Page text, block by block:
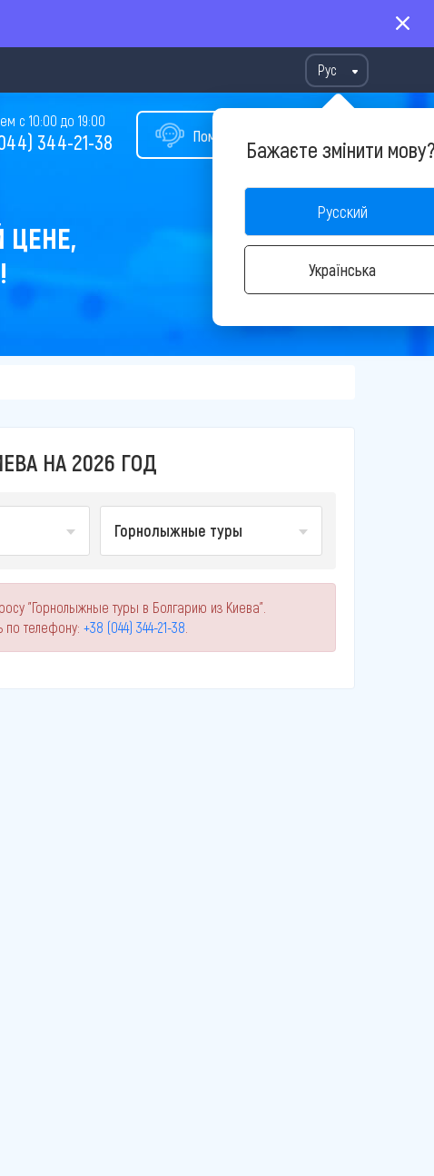
Рус
Бажаєте змінити
Русский
Українська
Помощь в подборе тура
с 10:00 до 19:00
344-21-38
НА 2026 ГОД
Горнолыжные туры
"Горнолыжные туры в Болгарию из Киева".
телефону: +38 (044) 344-21-38